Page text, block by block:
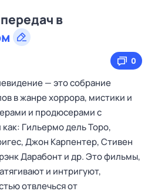
в
0
— это собрание
в жанре хоррора, мистики и
и продюсерами с
Гильермо дель Торо,
Джон Карпентер, Стивен
Дарабонт и др. Это фильмы,
и интригуют,
отвлечься от